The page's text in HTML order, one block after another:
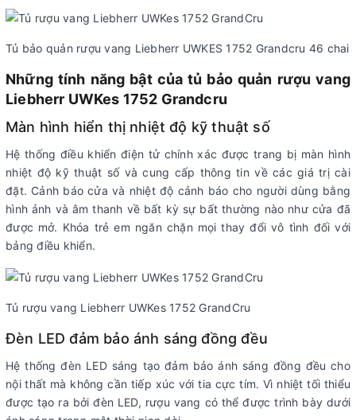
Tủ bảo quản rượu vang Liebherr UWKES 1752 Grandcru 46 chai
Những tính năng bật của tủ bảo quản rượu vang
Liebherr UWKes 1752 Grandcru
Màn hình hiển thị nhiệt độ kỹ thuật số
Hệ thống điều khiển điện tử chính xác được trang bị màn hình
nhiệt độ kỹ thuật số và cung cấp thông tin về các giá trị cài
đặt. Cảnh báo cửa và nhiệt độ cảnh báo cho người dùng bằng
hình ảnh và âm thanh về bất kỳ sự bất thường nào như cửa đã
được mở. Khóa trẻ em ngăn chặn mọi thay đổi vô tình đối với
bảng điều khiển.
Tủ rượu vang Liebherr UWKes 1752 GrandCru
Đèn LED đảm bảo ánh sáng đồng đều
Hệ thống đèn LED sáng tạo đảm bảo ánh sáng đồng đều cho
nội thất mà không cần tiếp xúc với tia cực tím. Vì nhiệt tối thiểu
được tạo ra bởi đèn LED, rượu vang có thể được trình bày dưới